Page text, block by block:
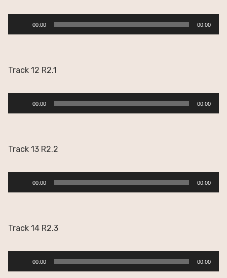
Reproductor
de
00:00 00:00
Track 12 R2.1
Reproductor
de
00:00 00:00
Track 13 R2.2
Reproductor
de
00:00 00:00
Track 14 R2.3
Reproductor
de
00:00 00:00